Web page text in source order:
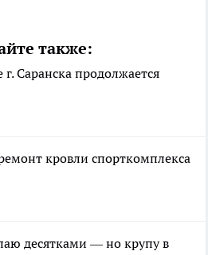
также:
Саранска продолжается
кровли спорткомплекса
десятками — но крупу в